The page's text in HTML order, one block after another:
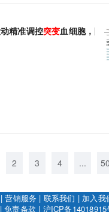
精准调控突变血细胞，阻
2 3 4 ... 50
营销服务 | 联系我们 | 加入我
|免责条款 | 沪ICP备14018915